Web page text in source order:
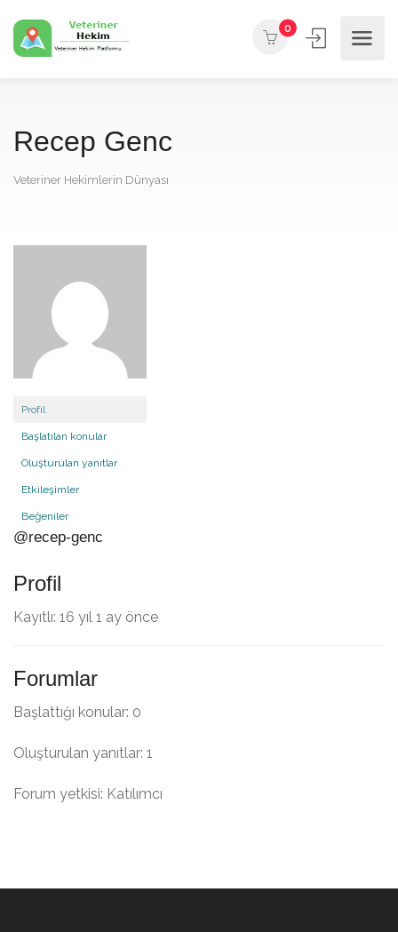
0
Recep Genc
Veteriner Hekimlerin Dünyası
Profil
Başlatılan konular
Oluşturulan yanıtlar
Etkileşimler
Beğeniler
@recep-genc
Profil
Kayıtlı: 16 yıl 1 ay önce
Forumlar
Başlattığı konular: 0
Oluşturulan yanıtlar: 1
Forum yetkisi: Katılımcı